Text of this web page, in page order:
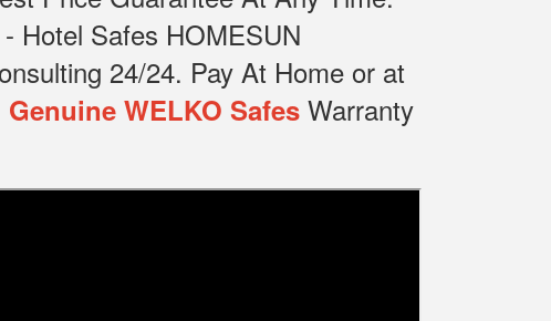
Hotel Safes HOMESUN
24/24. Pay At Home or at
Genuine WELKO Safes Warranty